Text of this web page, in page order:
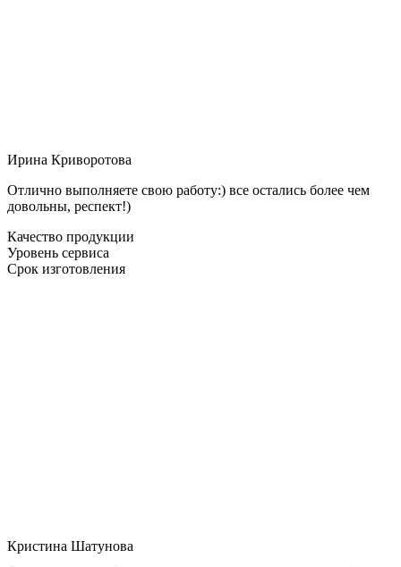
Ирина Криворотова
Отлично выполняете свою работу:) все остались более чем
довольны, респект!)
Качество продукции
Уровень сервиса
Срок изготовления
Кристина Шатунова